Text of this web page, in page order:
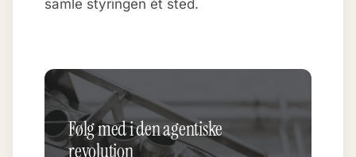
samle styringen ét sted.
Følg med i den agentiske
revolution